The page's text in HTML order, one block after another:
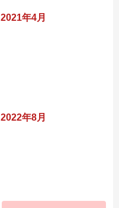
2021年4月
2022年8月